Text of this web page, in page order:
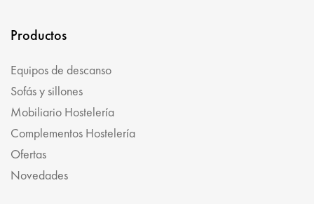
Productos
Equipos de descanso
Sofás y sillones
Mobiliario Hostelería
Complementos Hostelería
Ofertas
Novedades